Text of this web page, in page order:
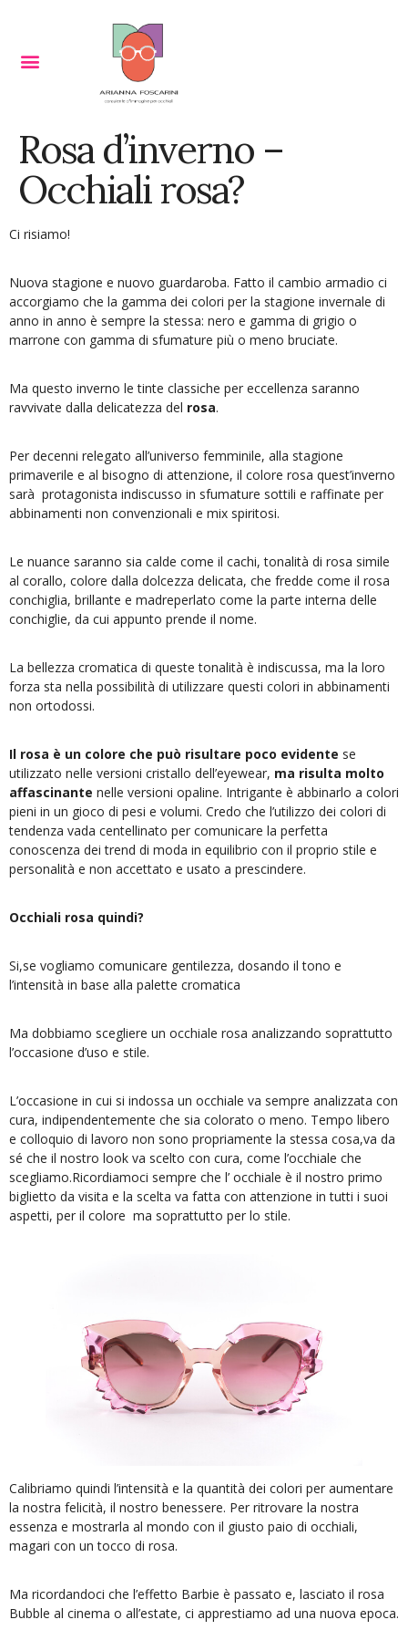
Rosa d’inverno –
Occhiali rosa?
Ci risiamo!
Nuova stagione e nuovo guardaroba. Fatto il cambio armadio ci
accorgiamo che la gamma dei colori per la stagione invernale di
anno in anno è sempre la stessa: nero e gamma di grigio o
marrone con gamma di sfumature più o meno bruciate.
Ma questo inverno le tinte classiche per eccellenza saranno
ravvivate dalla delicatezza del rosa.
Per decenni relegato all’universo femminile, alla stagione
primaverile e al bisogno di attenzione, il colore rosa quest’inverno
sarà protagonista indiscusso in sfumature sottili e raffinate per
abbinamenti non convenzionali e mix spiritosi.
Le nuance saranno sia calde come il cachi, tonalità di rosa simile
al corallo, colore dalla dolcezza delicata, che fredde come il rosa
conchiglia, brillante e madreperlato come la parte interna delle
conchiglie, da cui appunto prende il nome.
La bellezza cromatica di queste tonalità è indiscussa, ma la loro
forza sta nella possibilità di utilizzare questi colori in abbinamenti
non ortodossi.
Il rosa è un colore che può risultare poco evidente se
utilizzato nelle versioni cristallo dell’eyewear, ma risulta molto
affascinante nelle versioni opaline. Intrigante è abbinarlo a colori
pieni in un gioco di pesi e volumi. Credo che l’utilizzo dei colori di
tendenza vada centellinato per comunicare la perfetta
conoscenza dei trend di moda in equilibrio con il proprio stile e
personalità e non accettato e usato a prescindere.
Occhiali rosa quindi?
Si,se vogliamo comunicare gentilezza, dosando il tono e
l’intensità in base alla palette cromatica
Ma dobbiamo scegliere un occhiale rosa analizzando soprattutto
l’occasione d’uso e stile.
L’occasione in cui si indossa un occhiale va sempre analizzata con
cura, indipendentemente che sia colorato o meno. Tempo libero
e colloquio di lavoro non sono propriamente la stessa cosa,va da
sé che il nostro look va scelto con cura, come l’occhiale che
scegliamo.Ricordiamoci sempre che l’ occhiale è il nostro primo
biglietto da visita e la scelta va fatta con attenzione in tutti i suoi
aspetti, per il colore ma soprattutto per lo stile.
Calibriamo quindi l’intensità e la quantità dei colori per aumentare
la nostra felicità, il nostro benessere. Per ritrovare la nostra
essenza e mostrarla al mondo con il giusto paio di occhiali,
magari con un tocco di rosa.
Ma ricordandoci che l’effetto Barbie è passato e, lasciato il rosa
Bubble al cinema o all’estate, ci apprestiamo ad una nuova epoca.